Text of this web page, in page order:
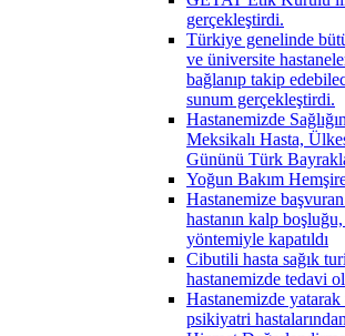
gerçekleştirdi.
Türkiye genelinde
ve üniversite
bağlanıp takip
sunum gerçekleştirdi.
Hastanemizde
Meksikalı Hasta,
Gününü Türk
Yoğun Bakım
Hastanemize
hastanın kalp
yöntemiyle kapatıldı
Cibutili hasta sağık
hastanemizde tedavi
Hastanemizde
psikiyatri